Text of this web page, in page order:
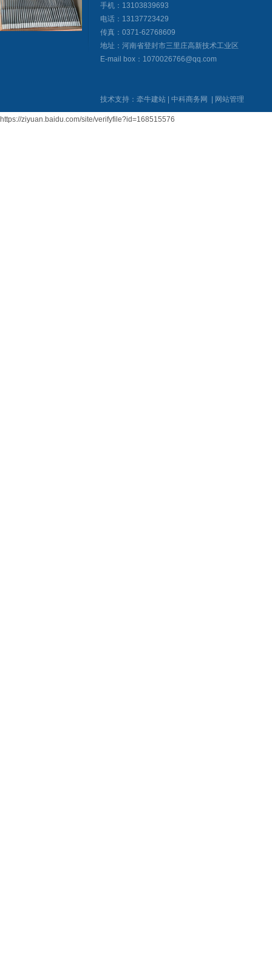
手机：13103839693
电话：13137723429
传真：0371-62768609
地址：河南省登封市三里庄高新技术工业区
E-mail box：1070026766@qq.com
技术支持： 牵牛建站 中科商务网 网站管理
https://ziyuan.baidu.com/site/verifyfile?id=168515576